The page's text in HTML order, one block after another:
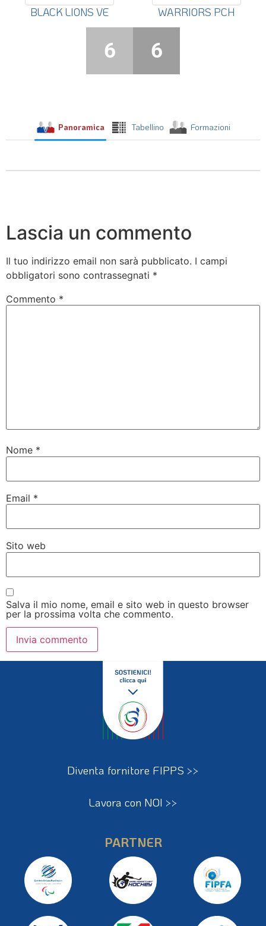
BLACK LIONS VE WARRIORS PCH
6 6
Panoramica Tabellino Formazioni
Lascia un commento
Il tuo indirizzo email non sarà pubblicato. I campi
obbligatori sono contrassegnati *
Commento *
Nome *
Email *
Sito web
Salva il mio nome, email e sito web in questo browser
per la prossima volta che commento.
Diventa fornitore FIPPS >>
Lavora con NOI >>
PARTNER